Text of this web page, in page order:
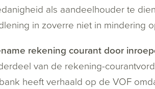
als aandeelhouder te
in zoverre niet in mindering
rekening courant door
van de rekening-
heeft verhaald op de VOF